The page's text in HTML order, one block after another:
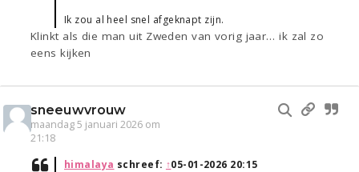
Ik zou al heel snel afgeknapt zijn.
Klinkt als die man uit Zweden van vorig jaar… ik zal zo
eens kijken
sneeuwvrouw
maandag 5 januari 2026 om
21:18
himalaya schreef: ↑05-01-2026 20:15